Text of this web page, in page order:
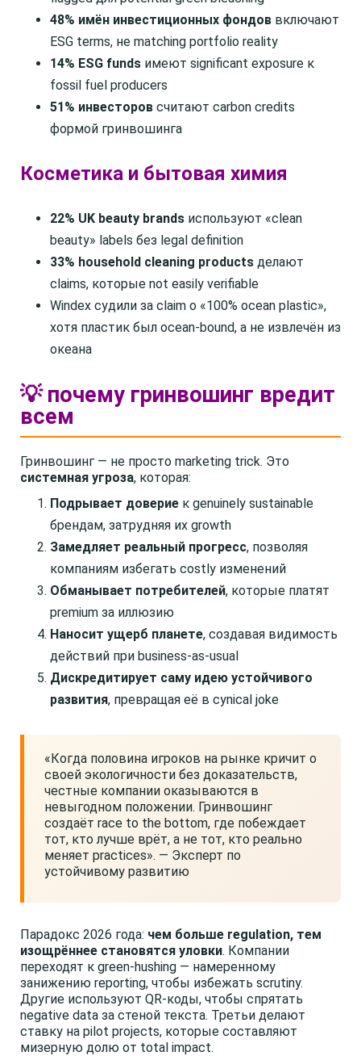
48% имён инвестиционных фондов включают
ESG terms, не matching portfolio reality
14% ESG funds имеют significant exposure к
fossil fuel producers
51% инвесторов считают carbon credits
формой гринвошинга
Косметика и бытовая химия
22% UK beauty brands используют «clean
beauty» labels без legal definition
33% household cleaning products делают
claims, которые not easily verifiable
Windex судили за claim о «100% ocean plastic»,
хотя пластик был ocean-bound, а не извлечён из
океана
💡 почему гринвошинг вредит
всем
Гринвошинг — не просто marketing trick. Это
системная угроза, которая:
Подрывает доверие к genuinely sustainable
брендам, затрудняя их growth
Замедляет реальный прогресс, позволяя
компаниям избегать costly изменений
Обманывает потребителей, которые платят
premium за иллюзию
Наносит ущерб планете, создавая видимость
действий при business-as-usual
Дискредитирует саму идею устойчивого
развития, превращая её в cynical joke
«Когда половина игроков на рынке кричит о
своей экологичности без доказательств,
честные компании оказываются в
невыгодном положении. Гринвошинг
создаёт race to the bottom, где побеждает
тот, кто лучше врёт, а не тот, кто реально
меняет practices». — Эксперт по
устойчивому развитию
Парадокс 2026 года: чем больше regulation, тем
изощрённее становятся уловки. Компании
переходят к green-hushing — намеренному
занижению reporting, чтобы избежать scrutiny.
Другие используют QR-коды, чтобы спрятать
negative data за стеной текста. Третьи делают
ставку на pilot projects, которые составляют
мизерную долю от total impact.